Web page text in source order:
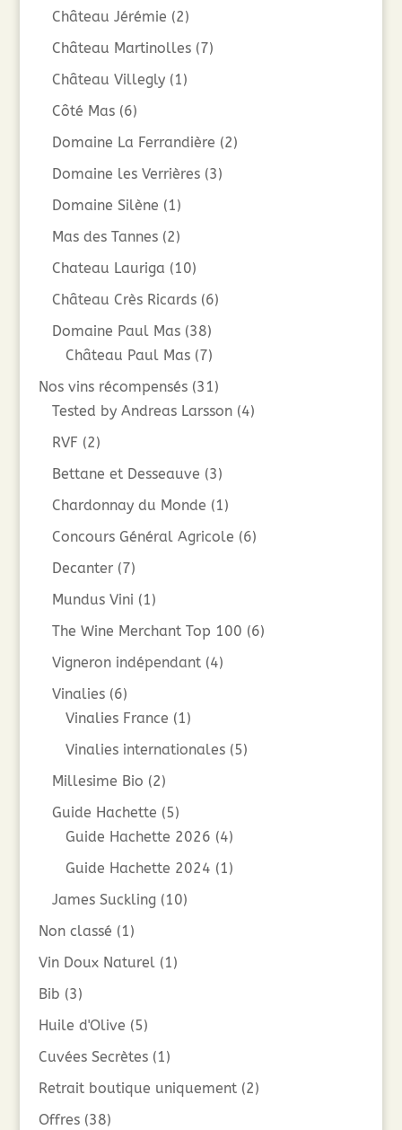
Château Jérémie (2)
Château Martinolles (7)
Château Villegly (1)
Côté Mas (6)
Domaine La Ferrandière (2)
Domaine les Verrières (3)
Domaine Silène (1)
Mas des Tannes (2)
Chateau Lauriga (10)
Château Crès Ricards (6)
Domaine Paul Mas (38)
Château Paul Mas (7)
Nos vins récompensés (31)
Tested by Andreas Larsson (4)
RVF (2)
Bettane et Desseauve (3)
Chardonnay du Monde (1)
Concours Général Agricole (6)
Decanter (7)
Mundus Vini (1)
The Wine Merchant Top 100 (6)
Vigneron indépendant (4)
Vinalies (6)
Vinalies France (1)
Vinalies internationales (5)
Millesime Bio (2)
Guide Hachette (5)
Guide Hachette 2026 (4)
Guide Hachette 2024 (1)
James Suckling (10)
Non classé (1)
Vin Doux Naturel (1)
Bib (3)
Huile d'Olive (5)
Cuvées Secrètes (1)
Retrait boutique uniquement (2)
Offres (38)